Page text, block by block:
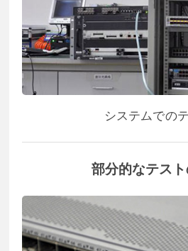
システムでの
部分的なテス